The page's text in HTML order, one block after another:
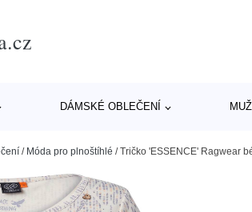
DÁMSKÉ OBLEČENÍ MUŽI
/ Móda pro plnoštíhlé /Tričko 'ESSENCE' Ragwear